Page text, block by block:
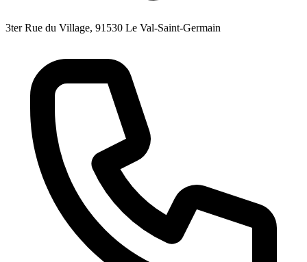
3ter Rue du Village, 91530 Le Val-Saint-Germain